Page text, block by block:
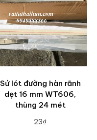
Sứ lót đường hàn rãnh
dẹt 16 mm WT606,
thùng 24 mét
23₫